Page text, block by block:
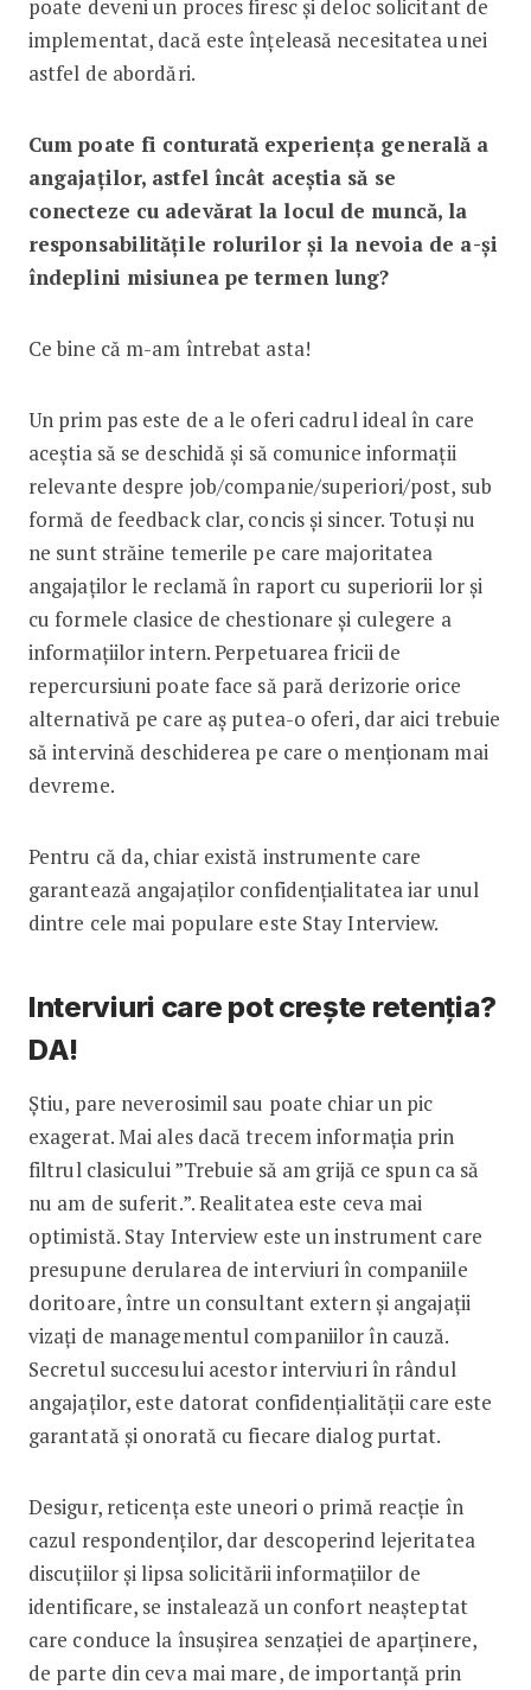
poate deveni un proces firesc și deloc solicitant de
implementat, dacă este înțeleasă necesitatea unei
astfel de abordări.
Cum poate fi conturată experiența generală a
angajaților, astfel încât aceștia să se
conecteze cu adevărat la locul de muncă, la
responsabilitățile rolurilor și la nevoia de a-și
îndeplini misiunea pe termen lung?
Ce bine că m-am întrebat asta!
Un prim pas este de a le oferi cadrul ideal în care
aceștia să se deschidă și să comunice informații
relevante despre job/companie/superiori/post, sub
formă de feedback clar, concis și sincer. Totuși nu
ne sunt străine temerile pe care majoritatea
angajaților le reclamă în raport cu superiorii lor și
cu formele clasice de chestionare și culegere a
informațiilor intern. Perpetuarea fricii de
repercursiuni poate face să pară derizorie orice
alternativă pe care aș putea-o oferi, dar aici trebuie
să intervină deschiderea pe care o menționam mai
devreme.
Pentru că da, chiar există instrumente care
garantează angajaților confidențialitatea iar unul
dintre cele mai populare este Stay Interview.
Interviuri care pot crește retenția?
DA!
Știu, pare neverosimil sau poate chiar un pic
exagerat. Mai ales dacă trecem informația prin
filtrul clasicului ”Trebuie să am grijă ce spun ca să
nu am de suferit.”. Realitatea este ceva mai
optimistă. Stay Interview este un instrument care
presupune derularea de interviuri în companiile
doritoare, între un consultant extern și angajații
vizați de managementul companiilor în cauză.
Secretul succesului acestor interviuri în rândul
angajaților, este datorat confidențialității care este
garantată și onorată cu fiecare dialog purtat.
Desigur, reticența este uneori o primă reacție în
cazul respondenților, dar descoperind lejeritatea
discuțiilor și lipsa solicitării informațiilor de
identificare, se instalează un confort neașteptat
care conduce la însușirea senzației de aparținere,
de parte din ceva mai mare, de importanță prin